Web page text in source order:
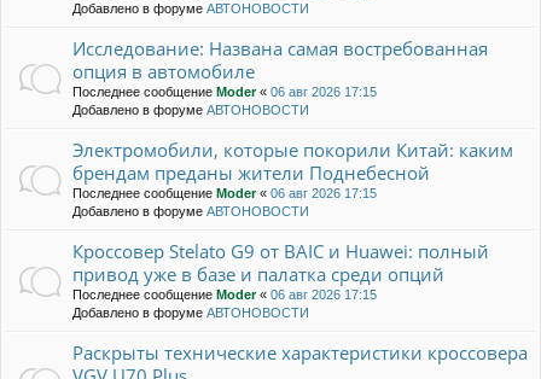
Добавлено в форуме АВТОНОВОСТИ
Исследование: Названа самая востребованная
опция в автомобиле
Последнее сообщение Moder« 06 авг 2026 17:15
Добавлено в форуме АВТОНОВОСТИ
Электромобили, которые покорили Китай: каким
брендам преданы жители Поднебесной
Последнее сообщение Moder« 06 авг 2026 17:15
Добавлено в форуме АВТОНОВОСТИ
Кроссовер Stelato G9 от BAIC и Huawei: полный
привод уже в базе и палатка среди опций
Последнее сообщение Moder« 06 авг 2026 17:15
Добавлено в форуме АВТОНОВОСТИ
Раскрыты технические характеристики кроссовера